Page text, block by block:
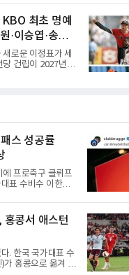
이 너무나 실망스
오가며 도전을 이어
스럽게 '이들이 과
가'라는 뜨거운 화두
하다는 듯 국내 복
껑을 열어보면 세
보는 판이하게 갈
신과 야구계의 엄격
서 산전수전을 겪
최초 명예
·이승엽·송진
쟁
로운 이정표가 세
당 건립이 2027년으
동원, 이승엽, 송
. 한국 야구의 시
국 야구가 배출한
태 시절 통산 146
압도적인 기록을
를 지배했다. 일본
국 선수의 해외 진
존
스 성공률
에 프로축구 클뤼프
표 수비수 이한범
간) 벨기에 브뤼헤
열린 코르트레이
필러리그 1라운드
료까지 뛰었다.출
미 월드컵에서 한국
타임으로 소화하며
자리 잡은 그는 덴
홍콩서 애스턴
. 한국 국가대표 수
가 홍콩으로 옮겨 열